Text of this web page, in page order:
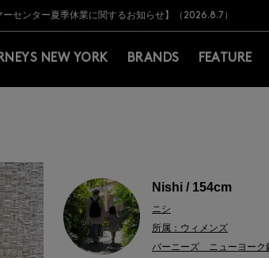
11,000円（税込）以上のお買上げで常時送料無料！お買い物
出荷一時停止のお知らせ】(2026.8.7)
センター夏季休業に関するお知らせ】（2026.8.7）
交換承り一時停止のお知らせ】（2026.8.5）
地震の影響によるお荷物のお届けについて
SALEのご案内・ご注意事項
11,000円（税込）以上のお買上げで常時送料無料！お買い物
出荷一時停止のお知らせ】(2026.8.7)
NEW YORK BRANDS FEATURE
Nishi / 154cm
ニシ
所属：ウィメンズ
バーニーズ ニューヨーク